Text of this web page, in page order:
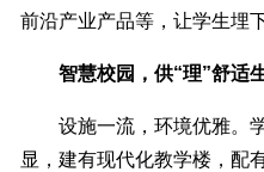
前沿产业产品等，让学生埋
智慧校园，供“理”舒适
设施一流，环境优雅。
显，建有现代化教学楼，配